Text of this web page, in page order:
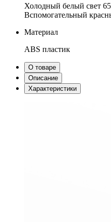
Холодный белый свет
Вспомогательный
Материал
ABS пластик
О товаре
Описание
Характеристики